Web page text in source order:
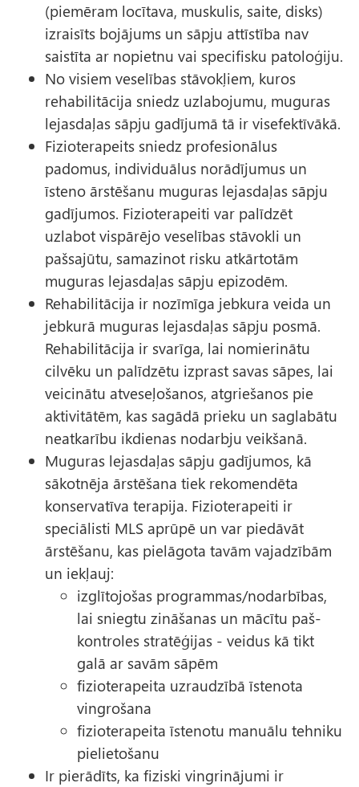
(piemēram locītava, muskulis, saite, disks)
izraisīts bojājums un sāpju attīstība nav
saistīta ar nopietnu vai specifisku patoloģiju.
No visiem veselības stāvokļiem, kuros
rehabilitācija sniedz uzlabojumu, muguras
lejasdaļas sāpju gadījumā tā ir visefektīvākā.
Fizioterapeits sniedz profesionālus
padomus, individuālus norādījumus un
īsteno ārstēšanu muguras lejasdaļas sāpju
gadījumos. Fizioterapeiti var palīdzēt
uzlabot vispārējo veselības stāvokli un
pašsajūtu, samazinot risku atkārtotām
muguras lejasdaļas sāpju epizodēm.
Rehabilitācija ir nozīmīga jebkura veida un
jebkurā muguras lejasdaļas sāpju posmā.
Rehabilitācija ir svarīga, lai nomierinātu
cilvēku un palīdzētu izprast savas sāpes, lai
veicinātu atveseļošanos, atgriešanos pie
aktivitātēm, kas sagādā prieku un saglabātu
neatkarību ikdienas nodarbju veikšanā.
Muguras lejasdaļas sāpju gadījumos, kā
sākotnēja ārstēšana tiek rekomendēta
konservatīva terapija. Fizioterapeiti ir
speciālisti MLS aprūpē un var piedāvāt
ārstēšanu, kas pielāgota tavām vajadzībām
un iekļauj:
izglītojošas programmas/nodarbības,
lai sniegtu zināšanas un mācītu paš-
kontroles stratēģijas - veidus kā tikt
galā ar savām sāpēm
fizioterapeita uzraudzībā īstenota
vingrošana
fizioterapeita īstenotu manuālu tehniku
pielietošanu
Ir pierādīts, ka fiziski vingrinājumi ir